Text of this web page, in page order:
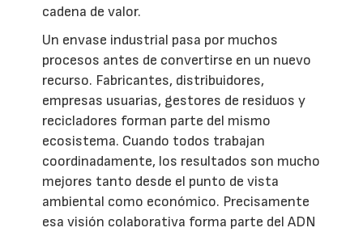
cadena de valor.
Un envase industrial pasa por muchos
procesos antes de convertirse en un nuevo
recurso. Fabricantes, distribuidores,
empresas usuarias, gestores de residuos y
recicladores forman parte del mismo
ecosistema. Cuando todos trabajan
coordinadamente, los resultados son mucho
mejores tanto desde el punto de vista
ambiental como económico. Precisamente
esa visión colaborativa forma parte del ADN